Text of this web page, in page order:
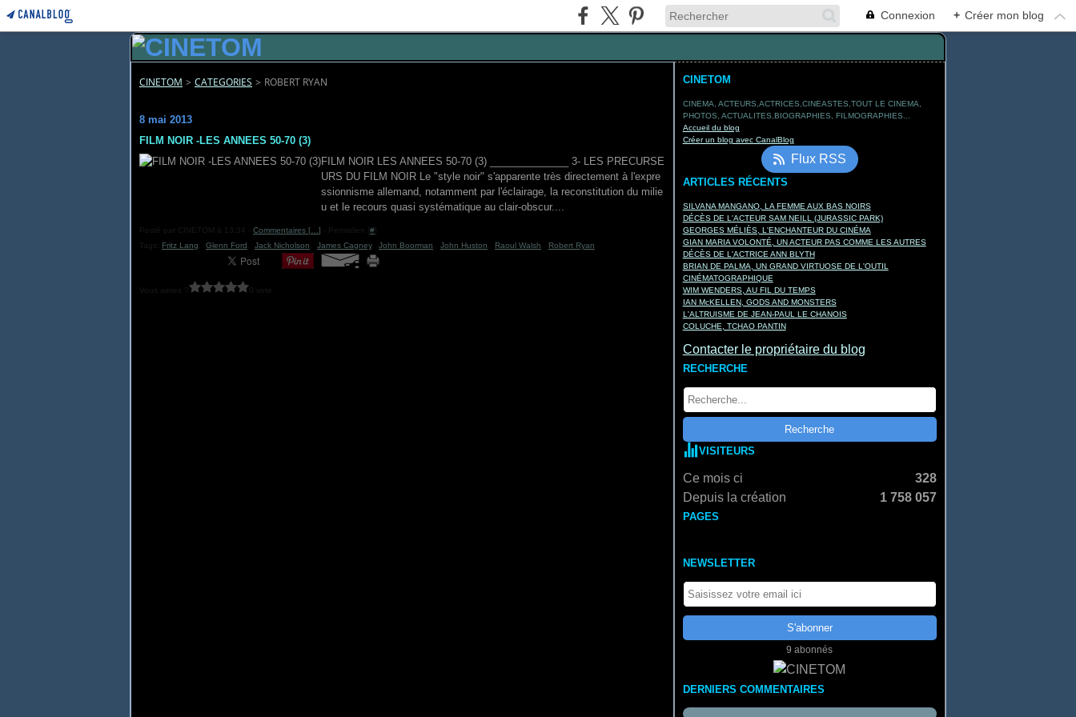
Connexion + Créer mon blog
CINETOM > CATEGORIES > ROBERT RYAN
8 mai 2013
FILM NOIR -LES ANNEES 50-70 (3)
FILM NOIR LES ANNEES 50-70 (3) ______________ 3- LES PRECURSE
URS DU FILM NOIR Le "style noir" s'apparente très directement à l'expre
ssionnisme allemand, notamment par l'éclairage, la reconstitution du milie
u et le recours quasi systématique au clair-obscur....
Posté par CINETOM à 13:34 - Commentaires [ ] - Permalien [ #
Fritz Lang Glenn Ford Jack Nicholson James Cagney, John Boorman John Huston Raoul Walsh Robert Ryan
CINETOM
CINEMA, ACTEURS,ACTRICES,CINEASTES,TOUT LE CINEMA,
PHOTOS, ACTUALITES,BIOGRAPHIES, FILMOGRAPHIES...
Accueil du blog
Créer un blog avec CanalBlog
Flux RSS
ARTICLES RÉCENTS
SILVANA MANGANO, LA FEMME AUX BAS NOIRS
DÉCÈS DE L'ACTEUR SAM NEILL (JURASSIC PARK)
GEORGES MÉLIÈS, L'ENCHANTEUR DU CINÉMA
GIAN MARIA VOLONTÉ, UN ACTEUR PAS COMME LES AUTRES
DÉCÈS DE L'ACTRICE ANN BLYTH
BRIAN DE PALMA, UN GRAND VIRTUOSE DE L'OUTIL
CINÉMATOGRAPHIQUE
WIM WENDERS, AU FIL DU TEMPS
IAN McKELLEN, GODS AND MONSTERS
L'ALTRUISME DE JEAN-PAUL LE CHANOIS
COLUCHE, TCHAO PANTIN
Contacter le propriétaire du blog
RECHERCHE
VISITEURS
Ce mois ci
328
Depuis la création
1 758 057
PAGES
NEWSLETTER
9 abonnés
DERNIERS COMMENTAIRES